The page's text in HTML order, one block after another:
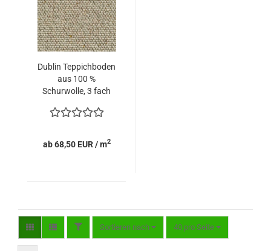
Dublin Teppichboden
aus 100 %
Schurwolle, 3 fach
ab 68,50 EUR / m2
FILTERSortieren nach
Sortieren nach 40 pro Seite
pro Seite